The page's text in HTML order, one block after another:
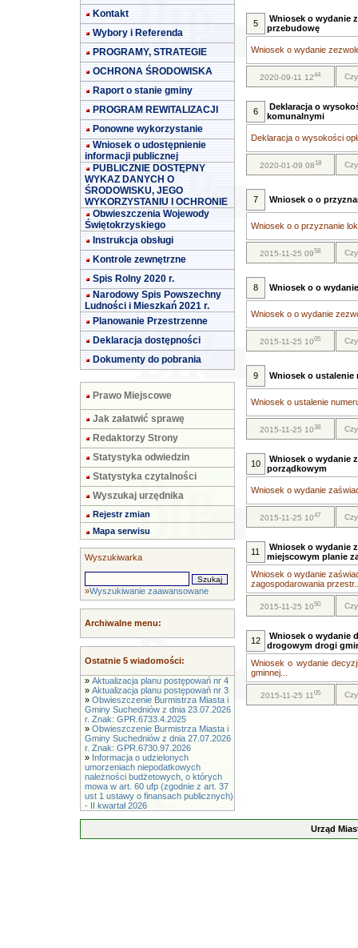
Kontakt
Wybory i Referenda
PROGRAMY, STRATEGIE
OCHRONA ŚRODOWISKA
Raport o stanie gminy
PROGRAM REWITALIZACJI
Ponowne wykorzystanie
Wniosek o udostępnienie
informacji publicznej
PUBLICZNIE DOSTĘPNY
WYKAZ DANYCH O
ŚRODOWISKU, JEGO
WYKORZYSTANIU I OCHRONIE
Obwieszczenia Wojewody
Świętokrzyskiego
Instrukcja obsługi
Kontrole zewnętrzne
Spis Rolny 2020 r.
Narodowy Spis Powszechny
Ludności i Mieszkań 2021 r.
Planowanie Przestrzenne
Deklaracja dostępności
Dokumenty do pobrania
Prawo Miejscowe
Jak załatwić sprawę
Redaktorzy Strony
Statystyka odwiedzin
Statystyka czytalności
Wyszukaj urzędnika
Rejestr zmian
Mapa serwisu
Wyszukiwarka
»Wyszukiwanie zaawansowane
Archiwalne menu:
Ostatnie 5 wiadomości:
» Aktualizacja planu postępowań nr 4
» Aktualizacja planu postępowań nr 3
» Obwieszczenie Burmistrza Miasta i
Gminy Suchedniów z dnia 23.07.2026
r. Znak: GPR.6733.4.2025
» Obwieszczenie Burmistrza Miasta i
Gminy Suchedniów z dnia 27.07.2026
r. Znak: GPR.6730.97.2026
» Informacja o udzielonych
umorzeniach niepodatkowych
należności budżetowych, o których
mowa w art. 60 ufp (zgodnie z art. 37
ust 1 ustawy o finansach publicznych)
- II kwartał 2026
5
Wniosek o wydanie
przebudowę
Wniosek o wydanie
2020-09-11 1244
6
Deklaracja o
komunalnymi
Deklaracja o wysokości
2020-01-09 0818
7 Wniosek o o
Wniosek o o przyznanie
2015-11-25 0958
8 Wniosek o o
Wniosek o o wydanie
2015-11-25 1005
9 Wniosek o ustalenie
Wniosek o ustalenie
2015-11-25 1038
10
Wniosek o wydanie
porządkowym
Wniosek o wydanie
2015-11-25 1047
11
Wniosek o wydanie
miejscowym planie
Wniosek o wydanie
zagospodarowania
2015-11-25 1050
12
Wniosek o wydanie
drogowym drogi
Wniosek o wydanie
gminnej...
2015-11-25 1105
Urząd